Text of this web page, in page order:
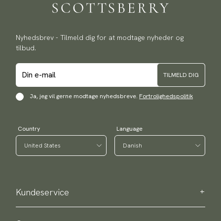
Nyhedsbrev - Tilmeld dig for at modtage nyheder og
tilbud.
TILMELD DIG
Ja, jeg vil gerne modtage nyhedsbreve. Fortrolighedspolitik
Country Language
Kundeservice
Kontakt os